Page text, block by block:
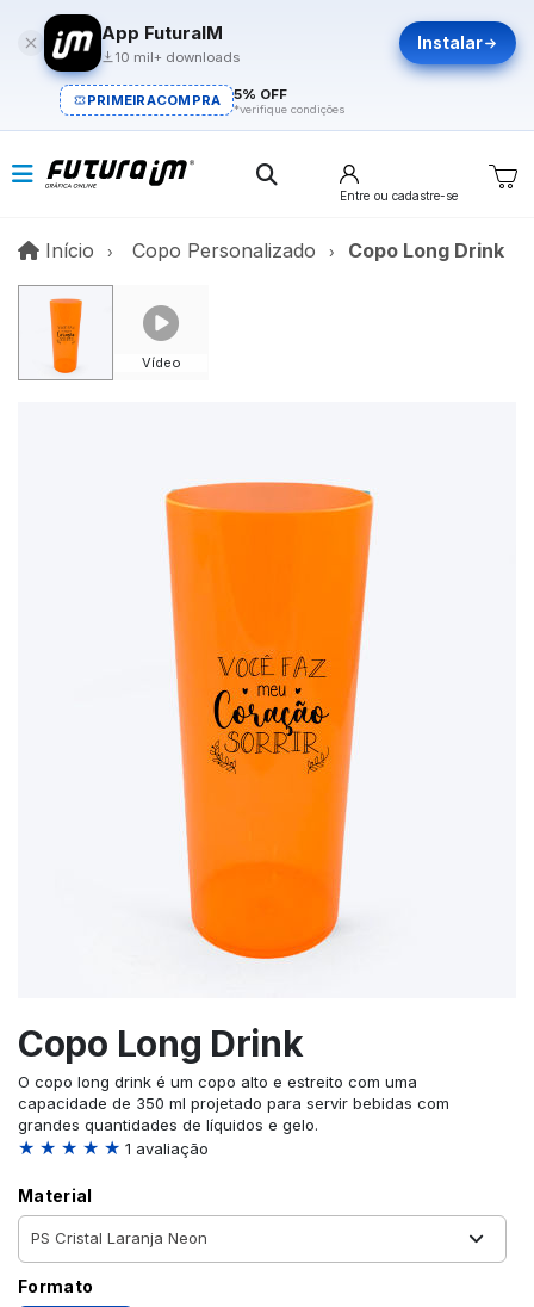
App FuturaIM
10 mil+ downloads
Instalar
PRIMEIRACOMPRA 5% OFF
*verifique condições
Entre ou cadastre-se
Início InícioCopo Personalizado Copo Long Drink
Vídeo
Copo Long Drink
O copo long drink é um copo alto e estreito com uma
capacidade de 350 ml projetado para servir bebidas com
grandes quantidades de líquidos e gelo.
★ ★ ★ ★ ★ 1 avaliação
Material
Formato